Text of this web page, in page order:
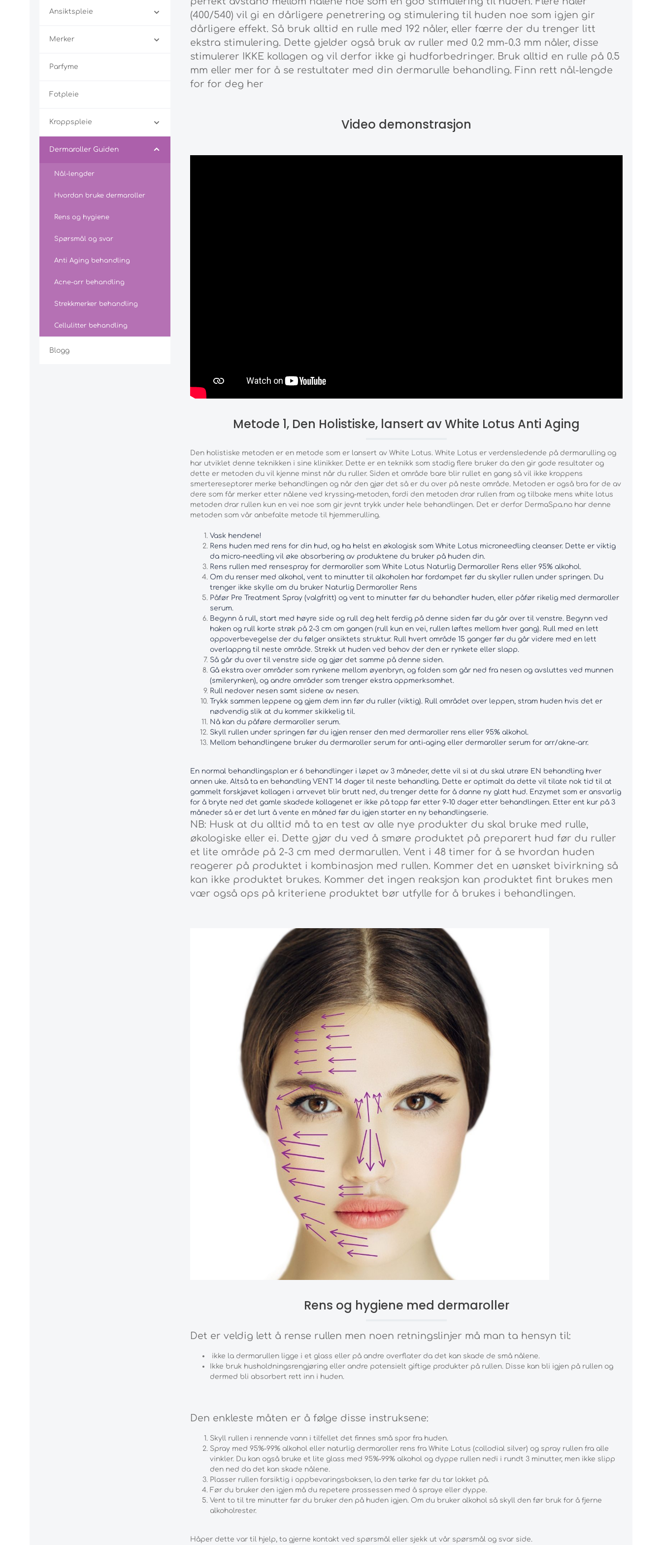
Ansiktspleie
Merker
Parfyme
Fotpleie
Kroppspleie
Dermaroller Guiden
Nål-lengder
Hvordan bruke dermaroller
Rens og hygiene
Spørsmål og svar
Anti Aging behandling
Acne-arr behandling
Strekkmerker behandling
Cellulitter behandling
Blogg
(400/540) vil gi en dårligere penetrering og stimulering til huden noe som igjen gir
dårligere effekt. Så bruk alltid en rulle med 192 nåler, eller færre der du trenger litt
ekstra stimulering. Dette gjelder også bruk av ruller med 0.2 mm-0.3 mm nåler, disse
stimulerer IKKE kollagen og vil derfor ikke gi hudforbedringer. Bruk alltid en rulle på 0.5
mm eller mer for å se restultater med din dermarulle behandling. Finn rett nål-lengde
for for deg her
Video demonstrasjon
Metode 1, Den Holistiske, lansert av White Lotus Anti Aging
Den holistiske metoden er en metode som er lansert av White Lotus. White Lotus er verdensledende på dermarulling og
har utviklet denne teknikken i sine klinikker. Dette er en teknikk som stadig flere bruker da den gir gode resultater og
dette er metoden du vil kjenne minst når du ruller. Siden et område bare blir rullet en gang så vil ikke kroppens
smertereseptorer merke behandlingen og når den gjør det så er du over på neste område. Metoden er også bra for de av
dere som får merker etter nålene ved kryssing-metoden, fordi den metoden drar rullen fram og tilbake mens white lotus
metoden drar rullen kun en vei noe som gir jevnt trykk under hele behandlingen. Det er derfor DermaSpa.no har denne
metoden som vår anbefalte metode til hjemmerulling.
Vask hendene!
Rens huden med rens for din hud, og ha helst en økologisk som White Lotus microneedling cleanser. Dette er viktig
da micro-needling vil øke absorbering av produktene du bruker på huden din.
Rens rullen med rensespray for dermaroller som White Lotus Naturlig Dermaroller Rens eller 95% alkohol.
Om du renser med alkohol, vent to minutter til alkoholen har fordampet før du skyller rullen under springen. Du
trenger ikke skylle om du bruker Naturlig Dermaroller Rens
Påfør Pre Treatment Spray (valgfritt) og vent to minutter før du behandler huden, eller påfør rikelig med dermaroller
serum.
Begynn å rull, start med høyre side og rull deg helt ferdig på denne siden før du går over til venstre. Begynn ved
haken og rull korte strøk på 2-3 cm om gangen (rull kun en vei, rullen løftes mellom hver gang). Rull med en lett
oppoverbevegelse der du følger ansiktets struktur. Rull hvert område 15 ganger før du går videre med en lett
overlappng til neste område. Strekk ut huden ved behov der den er rynkete eller slapp.
Så går du over til venstre side og gjør det samme på denne siden.
Gå ekstra over områder som rynkene mellom øyenbryn, og folden som går ned fra nesen og avsluttes ved munnen
(smilerynken), og andre områder som trenger ekstra oppmerksomhet.
Rull nedover nesen samt sidene av nesen.
Trykk sammen leppene og gjem dem inn før du ruller (viktig). Rull området over leppen, stram huden hvis det er
nødvendig slik at du kommer skikkelig til.
Nå kan du påføre dermaroller serum.
Skyll rullen under springen før du igjen renser den med dermaroller rens eller 95% alkohol.
Mellom behandlingene bruker du dermaroller serum for anti-aging eller dermaroller serum for arr/akne-arr.
En normal behandlingsplan er 6 behandlinger i løpet av 3 måneder, dette vil si at du skal utrøre EN behandling hver
annen uke. Altså ta en behandling VENT 14 dager til neste behandling. Dette er optimalt da dette vil tilate nok tid til at
gammelt forskjøvet kollagen i arrvevet blir brutt ned, du trenger dette for å danne ny glatt hud. Enzymet som er ansvarlig
for å bryte ned det gamle skadede kollagenet er ikke på topp før etter 9-10 dager etter behandlingen. Etter ent kur på 3
måneder så er det lurt å vente en måned før du igjen starter en ny behandlingserie.
NB: Husk at du alltid må ta en test av alle nye produkter du skal bruke med rulle,
økologiske eller ei. Dette gjør du ved å smøre produktet på preparert hud før du ruller
et lite område på 2-3 cm med dermarullen. Vent i 48 timer for å se hvordan huden
reagerer på produktet i kombinasjon med rullen. Kommer det en uønsket bivirkning så
kan ikke produktet brukes. Kommer det ingen reaksjon kan produktet fint brukes men
vær også ops på kriteriene produktet bør utfylle for å brukes i behandlingen.
Rens og hygiene med dermaroller
Det er veldig lett å rense rullen men noen retningslinjer må man ta hensyn til:
ikke la dermarullen ligge i et glass eller på andre overflater da det kan skade de små nålene.
Ikke bruk husholdningsrengjøring eller andre potensielt giftige produkter på rullen. Disse kan bli igjen på rullen og
dermed bli absorbert rett inn i huden.
Den enkleste måten er å følge disse instruksene:
Skyll rullen i rennende vann i tilfellet det finnes små spor fra huden.
Spray med 95%-99% alkohol eller naturlig dermaroller rens fra White Lotus (collodial silver) og spray rullen fra alle
vinkler. Du kan også bruke et lite glass med 95%-99% alkohol og dyppe rullen nedi i rundt 3 minutter, men ikke slipp
den ned da det kan skade nålene.
Plasser rullen forsiktig i oppbevaringsboksen, la den tørke før du tar lokket på.
Før du bruker den igjen må du repetere prossessen med å spraye eller dyppe.
Vent to til tre minutter før du bruker den på huden igjen. Om du bruker alkohol så skyll den før bruk for å fjerne
alkoholrester.
Håper dette var til hjelp, ta gjerne kontakt ved spørsmål eller sjekk ut vår spørsmål og svar side.